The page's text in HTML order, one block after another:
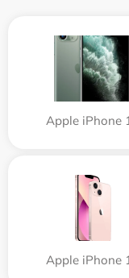
Apple iPhone
Apple iPhone